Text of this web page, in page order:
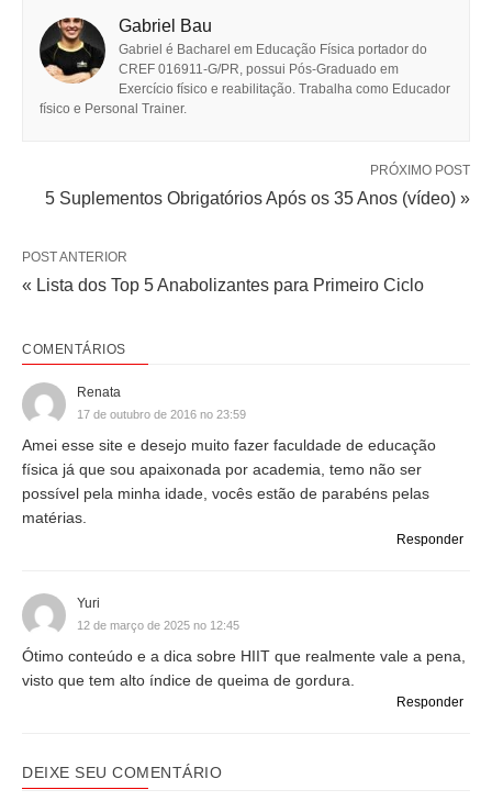
Gabriel Bau
Gabriel é Bacharel em Educação Física portador do
CREF 016911-G/PR, possui Pós-Graduado em
Exercício físico e reabilitação. Trabalha como Educador
físico e Personal Trainer.
PRÓXIMO POST
5 Suplementos Obrigatórios Após os 35 Anos (vídeo) »
POST ANTERIOR
« Lista dos Top 5 Anabolizantes para Primeiro Ciclo
COMENTÁRIOS
Renata
17 de outubro de 2016 no 23:59
Amei esse site e desejo muito fazer faculdade de educação
física já que sou apaixonada por academia, temo não ser
possível pela minha idade, vocês estão de parabéns pelas
matérias.
Responder
Yuri
12 de março de 2025 no 12:45
Ótimo conteúdo e a dica sobre HIIT que realmente vale a pena,
visto que tem alto índice de queima de gordura.
Responder
DEIXE SEU COMENTÁRIO